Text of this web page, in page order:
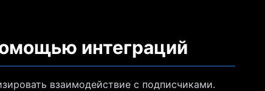
интеграций
взаимодействие с подписчиками.